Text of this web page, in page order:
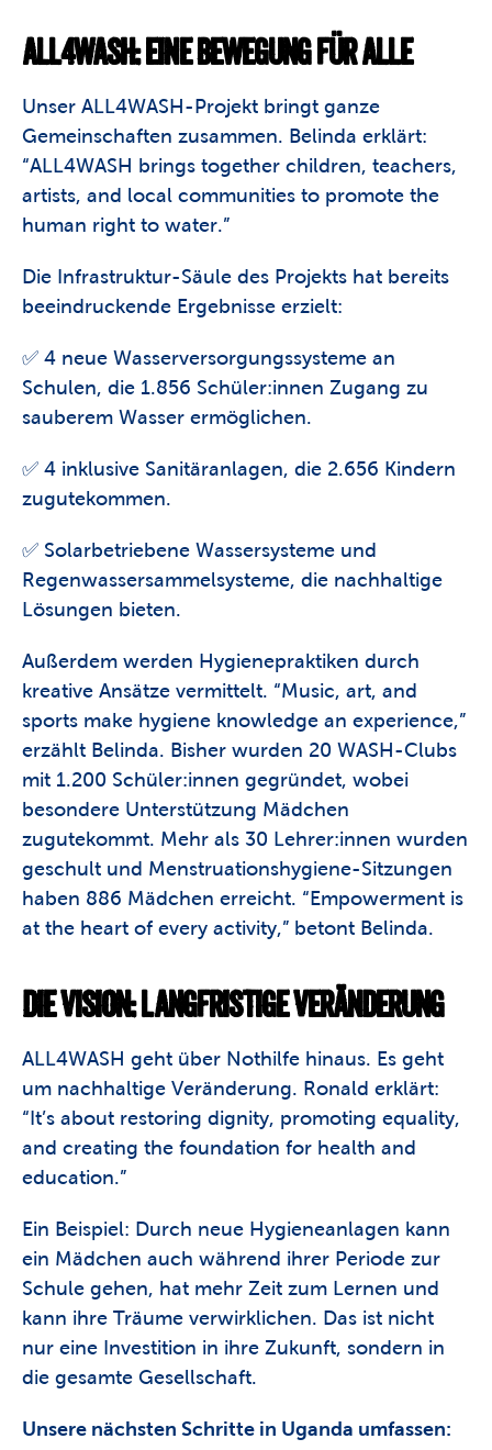
ALL4WASH: EINE BEWEGUNG FÜR ALLE
Unser ALL4WASH-Projekt bringt ganze
Gemeinschaften zusammen. Belinda erklärt:
“ALL4WASH brings together children, teachers,
artists, and local communities to promote the
human right to water.”
Die Infrastruktur-Säule des Projekts hat bereits
beeindruckende Ergebnisse erzielt:
✅ 4 neue Wasserversorgungssysteme an
Schulen, die 1.856 Schüler:innen Zugang zu
sauberem Wasser ermöglichen.
✅ 4 inklusive Sanitäranlagen, die 2.656 Kindern
zugutekommen.
✅ Solarbetriebene Wassersysteme und
Regenwassersammelsysteme, die nachhaltige
Lösungen bieten.
Außerdem werden Hygienepraktiken durch
kreative Ansätze vermittelt. “Music, art, and
sports make hygiene knowledge an experience,”
erzählt Belinda. Bisher wurden 20 WASH-Clubs
mit 1.200 Schüler:innen gegründet, wobei
besondere Unterstützung Mädchen
zugutekommt. Mehr als 30 Lehrer:innen wurden
geschult und Menstruationshygiene-Sitzungen
haben 886 Mädchen erreicht. “Empowerment is
at the heart of every activity,” betont Belinda.
DIE VISION: LANGFRISTIGE VERÄNDERUNG
ALL4WASH geht über Nothilfe hinaus. Es geht
um nachhaltige Veränderung. Ronald erklärt:
“It’s about restoring dignity, promoting equality,
and creating the foundation for health and
education.”
Ein Beispiel: Durch neue Hygieneanlagen kann
ein Mädchen auch während ihrer Periode zur
Schule gehen, hat mehr Zeit zum Lernen und
kann ihre Träume verwirklichen. Das ist nicht
nur eine Investition in ihre Zukunft, sondern in
die gesamte Gesellschaft.
Unsere nächsten Schritte in Uganda umfassen: